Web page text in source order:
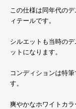
この仕様は同年代の
ィテールです。
シルエットも当時の
ットになります。
コンディションは特
す。
爽やかなホワイトカラ